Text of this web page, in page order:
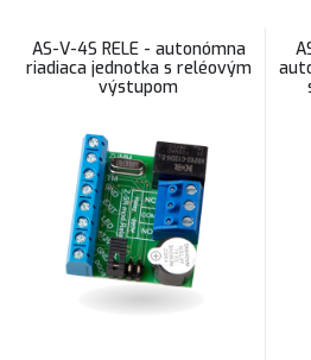
AS-V-4S RELE - autonómna
riadiaca jednotka s reléovým
výstupom